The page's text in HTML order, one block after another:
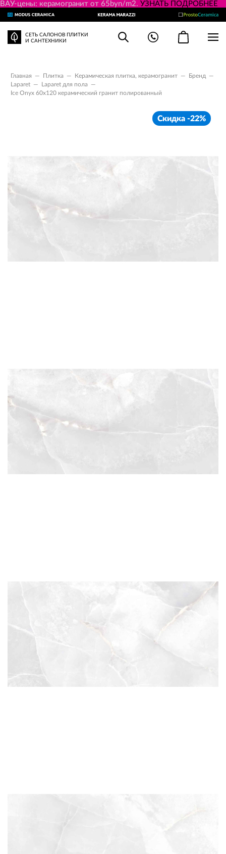
ВАУ-цены: керамогранит от 65byn/m2. УЗНАТЬ ПОДРОБНЕЕ
СЕТЬ САЛОНОВ ПЛИТКИ
И САНТЕХНИКИ
Главная — Плитка — Керамическая плитка, керамогранит — Бренд
—
Laparet — Laparet для пола
—
Ice Onyx 60x120 керамический гранит полированный
Скидка -22%